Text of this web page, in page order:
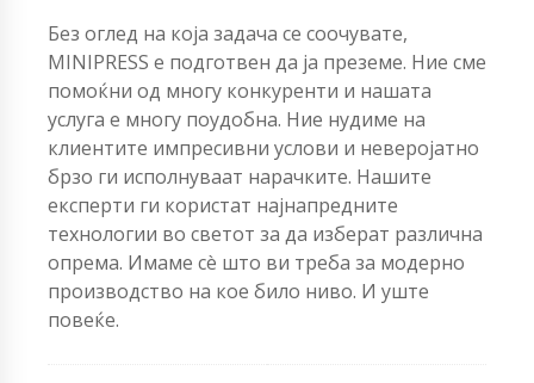
Без оглед на која задача се соочувате,
MINIPRESS е подготвен да ја преземе. Ние сме
помоќни од многу конкуренти и нашата
услуга е многу поудобна. Ние нудиме на
клиентите импресивни услови и неверојатно
брзо ги исполнуваат нарачките. Нашите
експерти ги користат најнапредните
технологии во светот за да изберат различна
опрема. Имаме сè што ви треба за модерно
производство на кое било ниво. И уште
повеќе.